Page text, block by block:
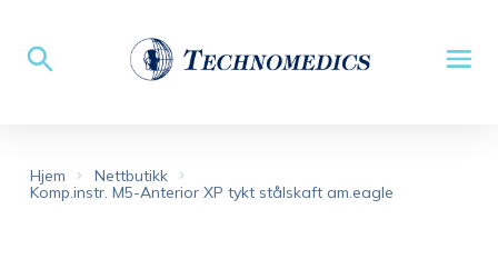
Hjem
Nettbutikk
Komp.instr. M5-Anterior XP tykt stålskaft am.eagle